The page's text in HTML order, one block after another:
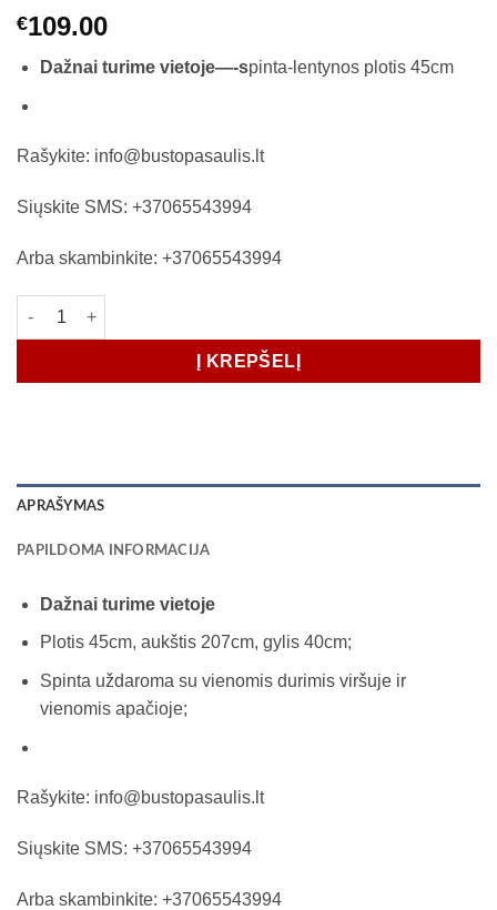
€109.00
Dažnai turime vietoje—-spinta-lentynos plotis 45cm
Rašykite: info@bustopasaulis.lt
Siųskite SMS: +37065543994
Arba skambinkite: +37065543994
produkto kiekis: Spinta-lentynos plotis 45cm Zeneva (lentyna)
Į KREPŠELĮ
APRAŠYMAS
PAPILDOMA INFORMACIJA
Dažnai turime vietoje
Plotis 45cm, aukštis 207cm, gylis 40cm;
Spinta uždaroma su vienomis durimis viršuje ir
vienomis apačioje;
Rašykite: info@bustopasaulis.lt
Siųskite SMS: +37065543994
Arba skambinkite: +37065543994